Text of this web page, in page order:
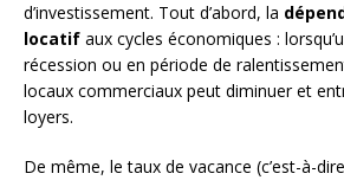
d’investissement. Tout d’abord, la
locatif aux cycles économiques :
récession ou en période de
locaux commerciaux peut diminuer et
loyers.
De même, le taux de vacance (c’est-à-